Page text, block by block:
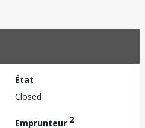
État
Closed
Emprunteur 2